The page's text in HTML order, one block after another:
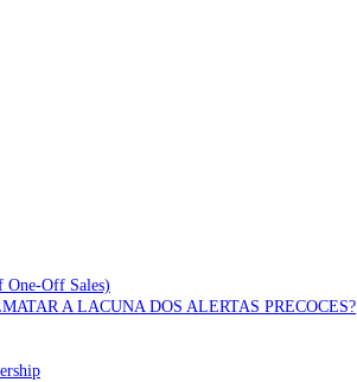
One-Off Sales)
A LACUNA DOS ALERTAS PRECOCES?